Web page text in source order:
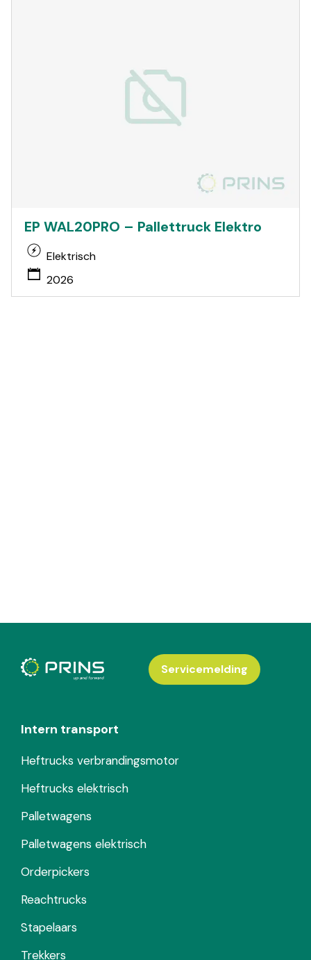
EP WAL20PRO – Pallettruck Elektro
Elektrisch
2026
Intern transport
Heftrucks verbrandingsmotor
Heftrucks elektrisch
Palletwagens
Palletwagens elektrisch
Orderpickers
Reachtrucks
Stapelaars
Trekkers
Servicemelding